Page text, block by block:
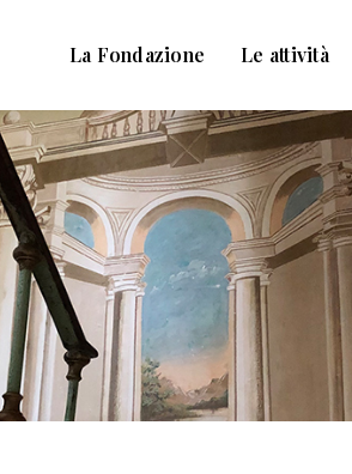
La Fondazione Le attività